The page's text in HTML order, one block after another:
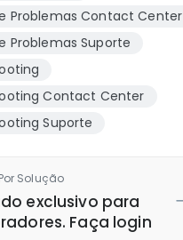
Problemas Contact Center
Problemas Suporte
Contact Center
Suporte
Solução
exclusivo para
Faça login